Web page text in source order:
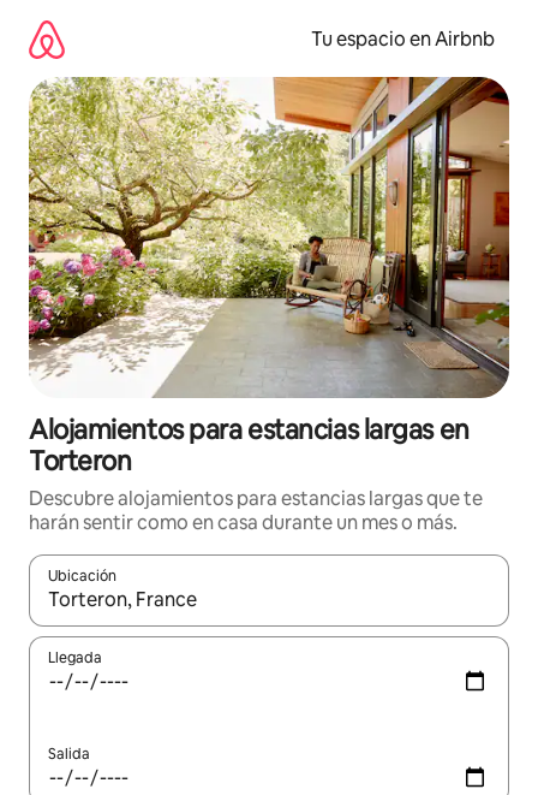
contenido
Tu espacio en Airbnb
Alojamientos para estancias largas en
Torteron
Descubre alojamientos para estancias largas que te
harán sentir como en casa durante un mes o más.
Ubicación
Cuando los resultados estén disponibles, podrás navegar
Llegada
Salida